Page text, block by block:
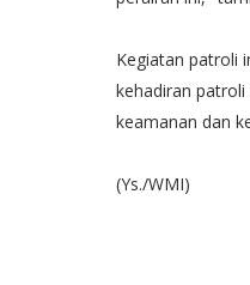
Kegiatan patroli
kehadiran
keamanan dan
(Ys./WMI)